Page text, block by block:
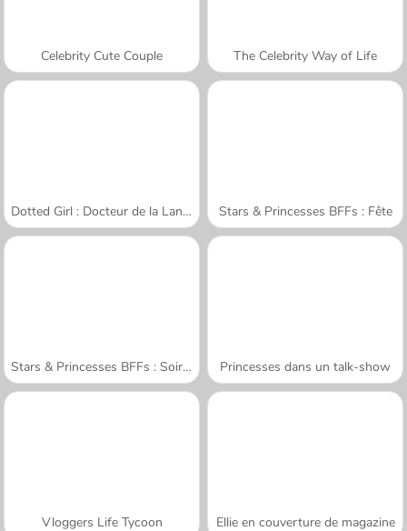
Celebrity Cute Couple The Celebrity Way of Life
Dotted Girl : Docteur de la Langue Stars & Princesses BFFs : Fête
Stars & Princesses BFFs : Soirée Film Princesses dans un talk-show
Vloggers Life Tycoon Ellie en couverture de magazine